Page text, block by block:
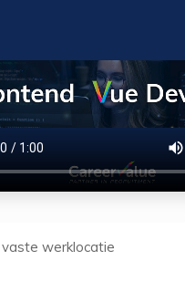
werklocatie